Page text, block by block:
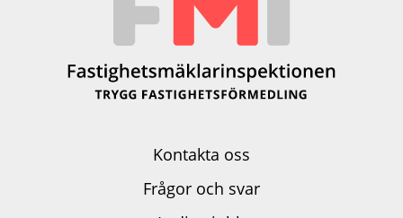
Kontakta oss
Frågor och svar